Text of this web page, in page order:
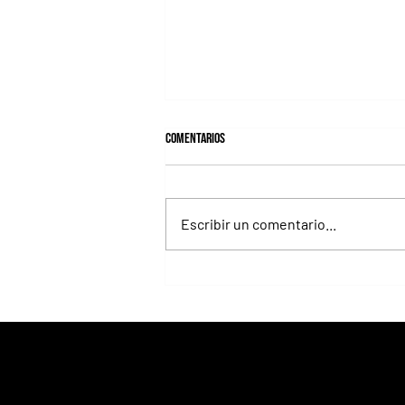
Comentarios
Escribir un comentario...